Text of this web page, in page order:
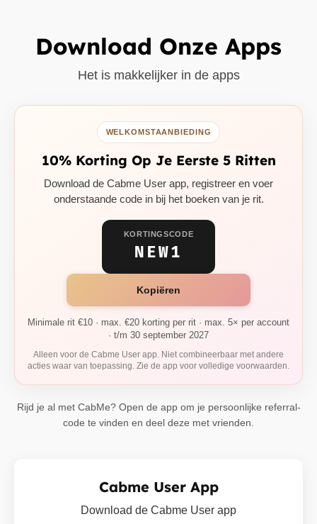
Download Onze Apps
Het is makkelijker in de apps
WELKOMSTAANBIEDING
10% Korting Op Je Eerste 5 Ritten
Download de Cabme User app, registreer en voer
onderstaande code in bij het boeken van je rit.
KORTINGSCODE
NEW1
Kopiëren
Minimale rit €10 · max. €20 korting per rit · max. 5× per account
· t/m 30 september 2027
Alleen voor de Cabme User app. Niet combineerbaar met andere
acties waar van toepassing. Zie de app voor volledige voorwaarden.
Rijd je al met CabMe? Open de app om je persoonlijke referral-
code te vinden en deel deze met vrienden.
Cabme User App
Download de Cabme User app